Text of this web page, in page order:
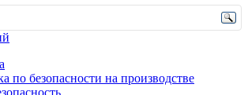
по безопасности на производстве